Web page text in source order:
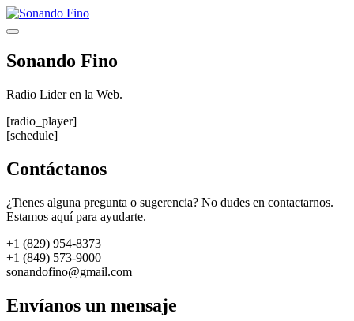
Saltar
al
Menú
Sonando Fino
Radio Lider en la Web.
[radio_player]
[schedule]
Contáctanos
¿Tienes alguna pregunta o sugerencia? No dudes en contactarnos.
Estamos aquí para ayudarte.
+1 (829) 954-8373
+1 (849) 573-9000
sonandofino@gmail.com
Envíanos un mensaje